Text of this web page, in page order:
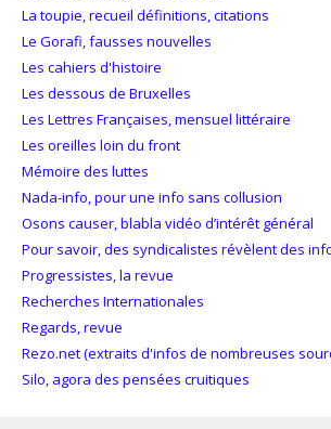
La toupie, recueil définitions, citations
Le Gorafi, fausses nouvelles
Les cahiers d'histoire
Les dessous de Bruxelles
Les Lettres Françaises, mensuel littéraire
Les oreilles loin du front
Mémoire des luttes
Nada-info, pour une info sans collusion
Osons causer, blabla vidéo d’intérêt général
Pour savoir, des syndicalistes révèlent des
Progressistes, la revue
Recherches Internationales
Regards, revue
Rezo.net (extraits d'infos de nombreuses
Silo, agora des pensées cruitiques